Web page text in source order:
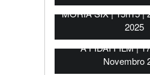
MORIA SIX | 15h15 |
2025
A FIDAI FILM |
Novembro